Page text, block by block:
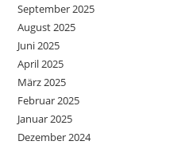
September 2025
August 2025
Juni 2025
April 2025
März 2025
Februar 2025
Januar 2025
Dezember 2024